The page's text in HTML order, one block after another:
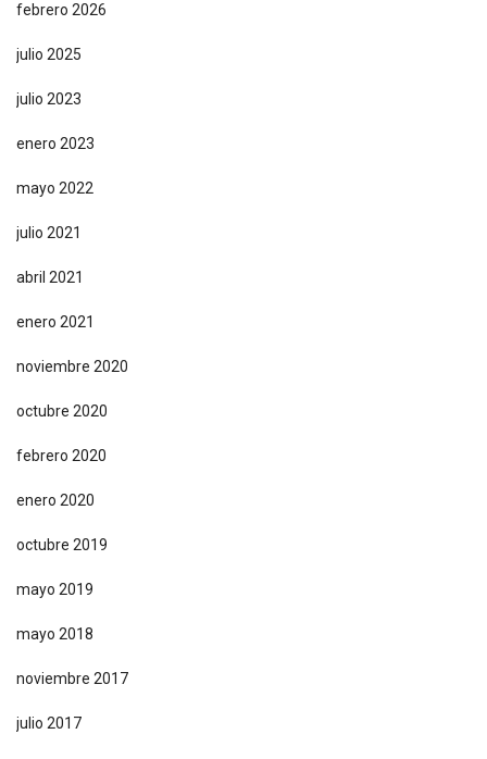
febrero 2026
julio 2025
julio 2023
enero 2023
mayo 2022
julio 2021
abril 2021
enero 2021
noviembre 2020
octubre 2020
febrero 2020
enero 2020
octubre 2019
mayo 2019
mayo 2018
noviembre 2017
julio 2017